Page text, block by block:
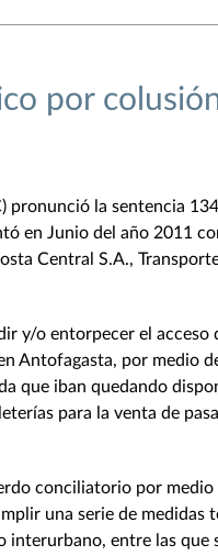
por
pronunció la sentencia
en Junio del año 2011
Central S.A.,
y/o entorpecer el acceso
Antofagasta, por medio
que iban quedando
para la venta de
conciliatorio por medio
una serie de medidas
interurbano, entre las que